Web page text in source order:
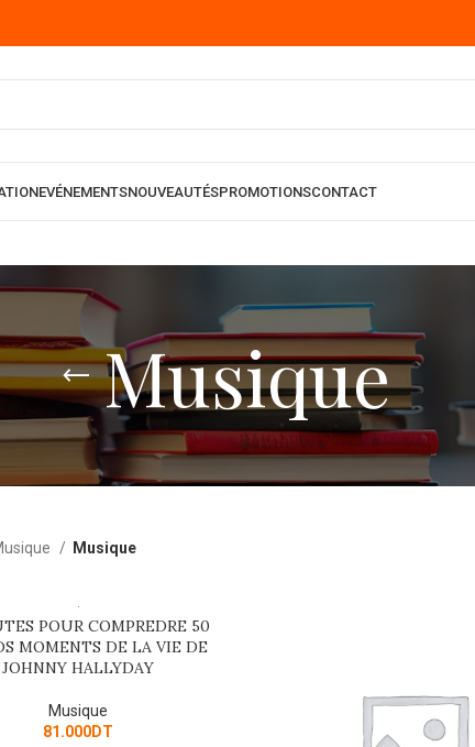
EVÉNEMENTSNOUVEAUTÉSPROMOTIONSCONTACT
Musique
Musique
POUR COMPREDRE 50
MOMENTS DE LA VIE DE
JOHNNY HALLYDAY
Musique
81.000DT